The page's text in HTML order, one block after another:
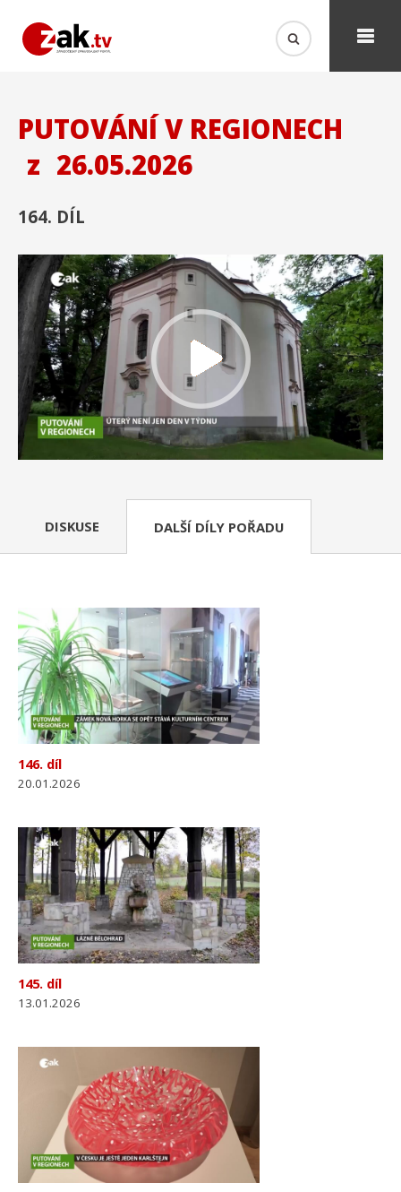
PUTOVÁNÍ V REGIONECH
z 26.05.2026
164. DÍL
DISKUSE DALŠÍ DÍLY POŘADU
146. díl
20.01.2026
145. díl
13.01.2026